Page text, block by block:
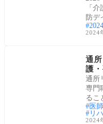
「
防デ
減算
2024
通
護
い
通所
専門
るこ
体機
医師
リ
2024